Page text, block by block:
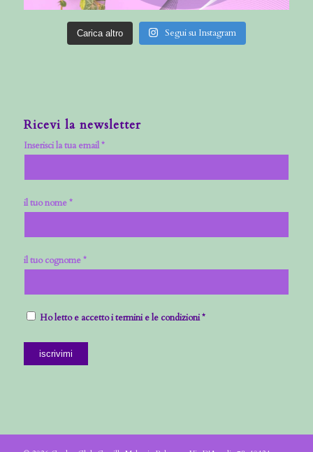
Carica altro Segui su Instagram
Ricevi la newsletter
Inserisci la tua email *
il tuo nome *
il tuo cognome *
Ho letto e accetto i termini e le condizioni *